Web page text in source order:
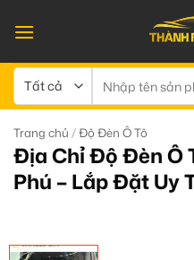
qua
dung
kiếm:
Trang chủ /Độ Đèn Ô Tô
Địa Chỉ Độ Đèn Ô
Phú – Lắp Đặt Uy